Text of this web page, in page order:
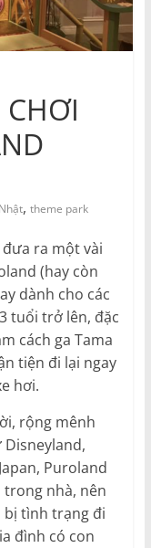
CHƠI
, theme park
ra một vài
(hay còn
dành cho các
tuổi trở lên, đặc
cách ga Tama
tiện đi lại ngay
hơi.
rộng mênh
Puroland
trong nhà, nên
bị tình trạng đi
đình có con